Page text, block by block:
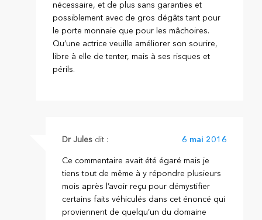
nécessaire, et de plus sans garanties et
possiblement avec de gros dégâts tant pour
le porte monnaie que pour les mâchoires.
Qu’une actrice veuille améliorer son sourire,
libre à elle de tenter, mais à ses risques et
périls.
Dr Jules dit : 6 mai 2016
Ce commentaire avait été égaré mais je
tiens tout de même à y répondre plusieurs
mois après l’avoir reçu pour démystifier
certains faits véhiculés dans cet énoncé qui
proviennent de quelqu’un du domaine